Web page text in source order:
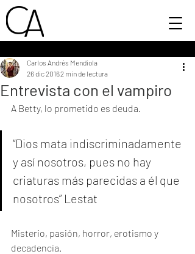
Entrevista con el vampiro
Carlos Andrés Mendiola
26 dic 20162 min de lectura
A Betty, lo prometido es deuda.
“Dios mata indiscriminadamente
y así nosotros, pues no hay
criaturas más parecidas a él que
nosotros” Lestat
Misterio, pasión, horror, erotismo y
decadencia.